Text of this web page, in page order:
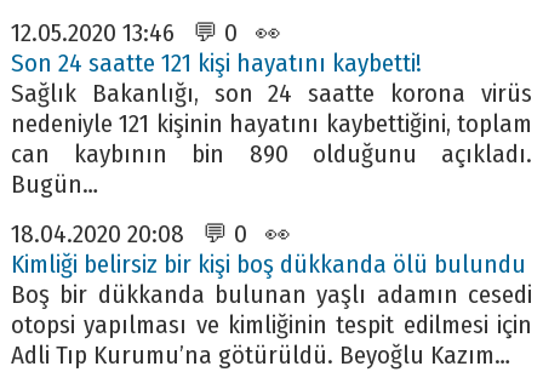
12.05.2020 13:46 💬 0 👀
Son 24 saatte 121 kişi hayatını kaybetti!
Sağlık Bakanlığı, son 24 saatte korona virüs
nedeniyle 121 kişinin hayatını kaybettiğini, toplam
can kaybının bin 890 olduğunu açıkladı.
Bugün…
18.04.2020 20:08 💬 0 👀
Kimliği belirsiz bir kişi boş dükkanda ölü bulundu
Boş bir dükkanda bulunan yaşlı adamın cesedi
otopsi yapılması ve kimliğinin tespit edilmesi için
Adli Tıp Kurumu’na götürüldü. Beyoğlu Kazım…